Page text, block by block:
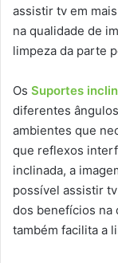
assistir tv em
na qualidade de
limpeza da parte
Os Suportes
diferentes
ambientes que
que reflexos
inclinada, a
possível assistir
dos benefícios na
também facilita a